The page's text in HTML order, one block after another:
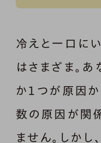
冷えと一口に
はさまざま。
か１つが原因
数の原因が関
ません。しかし